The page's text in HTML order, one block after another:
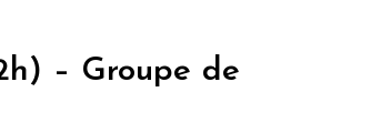
– Groupe de